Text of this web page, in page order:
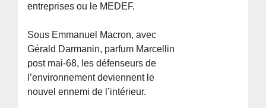
entreprises ou le MEDEF.
Sous Emmanuel Macron, avec
Gérald Darmanin, parfum Marcellin
post mai-68, les défenseurs de
l’environnement deviennent le
nouvel ennemi de l’intérieur.